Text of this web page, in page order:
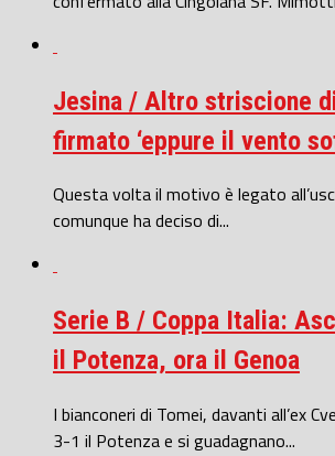
Jesina / Altro striscione
firmato ‘eppure il vento
Questa volta il motivo è legato
comunque ha deciso di...
Serie B / Coppa Italia:
il Potenza, ora il Genoa
I bianconeri di Tomei, davanti all’ex
3-1 il Potenza e si guadagnano...